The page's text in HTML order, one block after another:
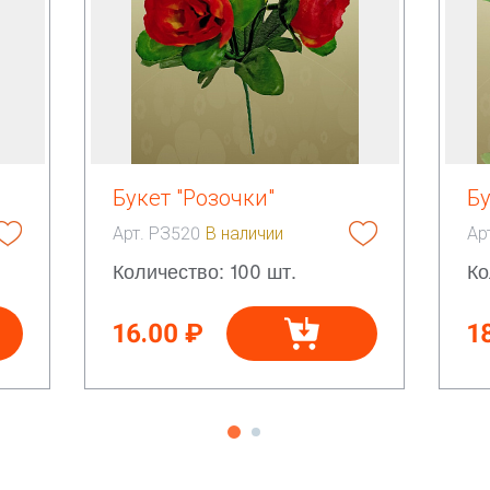
Букет "Розочки"
Арт. РЗ520 В наличии
Количество: 100 шт.
16.00 ₽